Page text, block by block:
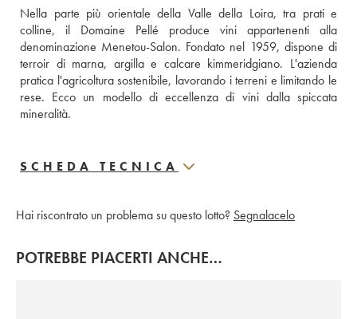
Nella parte più orientale della Valle della Loira, tra prati e
colline, il Domaine Pellé produce vini appartenenti alla
denominazione Menetou-Salon. Fondato nel 1959, dispone di
terroir di marna, argilla e calcare kimmeridgiano. L'azienda
pratica l'agricoltura sostenibile, lavorando i terreni e limitando le
rese. Ecco un modello di eccellenza di vini dalla spiccata
mineralità.
SCHEDA TECNICA
Hai riscontrato un problema su questo lotto? Segnalacelo
POTREBBE PIACERTI ANCHE…